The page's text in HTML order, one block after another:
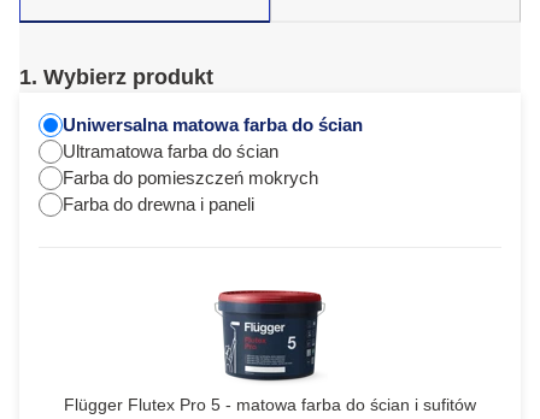
1. Wybierz produkt
Uniwersalna matowa farba do ścian
Ultramatowa farba do ścian
Farba do pomieszczeń mokrych
Farba do drewna i paneli
Flügger Flutex Pro 5 - matowa farba do ścian i sufitów